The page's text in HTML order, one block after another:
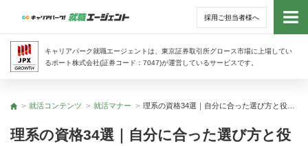
採用ご担当者様へ
キャリアパーク就職エージェントは、東京証券取引所グロース市場に上場してい
るポート株式会社(証券コード：7047)が運営しているサービスです。
トッ
トップ
就活コンテンツ 就活マナー
理系の資格34選｜自分に合った選び方と役